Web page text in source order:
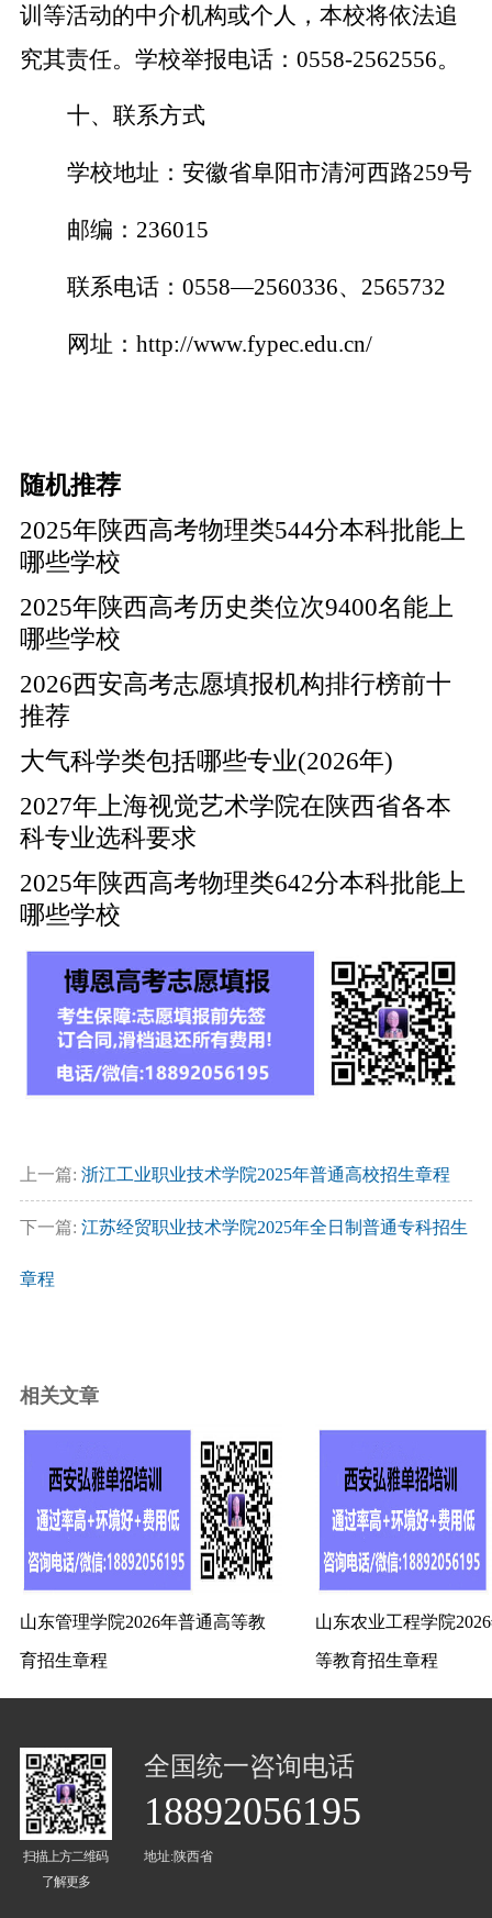
训等活动的中介机构或个人，本校将依法追
究其责任。学校举报电话：0558-2562556。
十、联系方式
学校地址：安徽省阜阳市清河西路259号
邮编：236015
联系电话：0558—2560336、2565732
网址：http://www.fypec.edu.cn/
随机推荐
2025年陕西高考物理类544分本科批能上
哪些学校
2025年陕西高考历史类位次9400名能上
哪些学校
2026西安高考志愿填报机构排行榜前十
推荐
大气科学类包括哪些专业(2026年)
2027年上海视觉艺术学院在陕西省各本
科专业选科要求
2025年陕西高考物理类642分本科批能上
哪些学校
上一篇: 浙江工业职业技术学院2025年普通高校招生章程
下一篇: 江苏经贸职业技术学院2025年全日制普通专科招生
章程
相关文章
山东管理学院2026年普通高等教
育招生章程
山东农业工程学院
等教育招生章程
扫描上方二维码
了解更多
全国统一咨询电话
18892056195
地址:陕西省